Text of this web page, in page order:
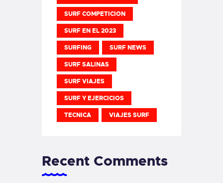
SURF COMPETICION
SURF EN EL 2023
SURFING SURF NEWS
SURF SALINAS
SURF VIAJES
SURF Y EJERCICIOS
TECNICA VIAJES SURF
Recent Comments